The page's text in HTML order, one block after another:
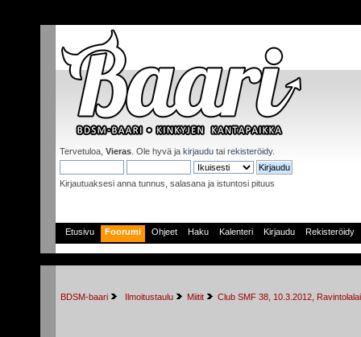
Tervetuloa, Vieras . Ole hyvä ja kirjaudu tai rekisteröidy.
Kirjautuaksesi anna tunnus, salasana ja istuntosi pituus
Etusivu Foorumi Ohjeet Haku Kalenteri Kirjaudu Rekisteröidy
BDSM-baari Ilmoitustaulu Miitit Club SMF 38, 10.3.2012,